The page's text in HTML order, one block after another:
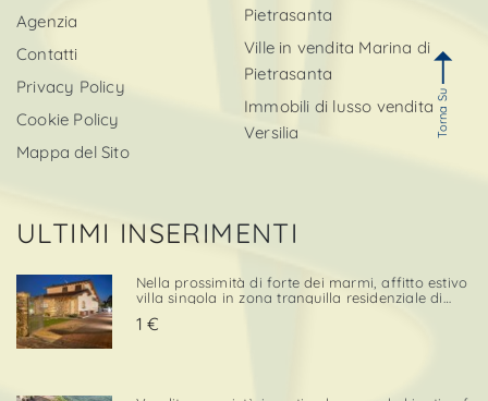
Agenzia
Contatti
Privacy Policy
Cookie Policy
Mappa del Sito
Pietrasanta
Ville in vendita Marina di
Pietrasanta
Immobili di lusso vendita
Versilia
ULTIMI INSERIMENTI
Nella prossimità di forte dei marmi, affitto estivo
villa singola in zona tranquilla residenziale di
a taverna, è così composta: p. T - veranda
1 €
Torna Su